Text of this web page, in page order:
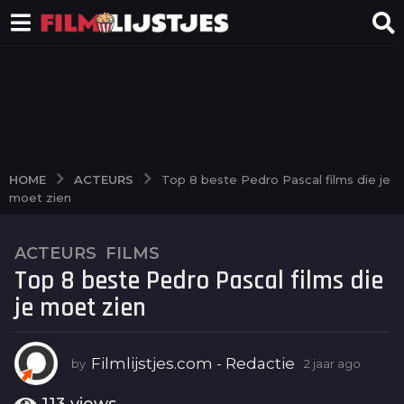
HOME ACTEURS
Top 8 beste Pedro Pascal films die je
moet zien
2
j
a
a
a
g
ACTEURS ,FILMS
Top 8 beste Pedro Pascal films die
je moet zien
by Filmlijstjes.com - Redactie 2 jaar ago